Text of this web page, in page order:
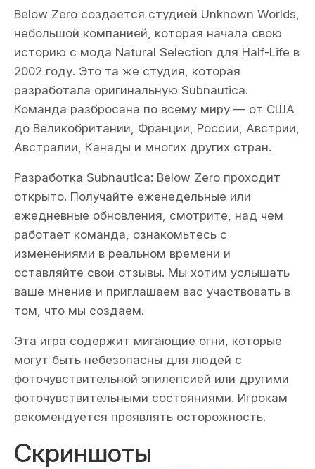
Below Zero создается студией Unknown Worlds,
небольшой компанией, которая начала свою
историю с мода Natural Selection для Half-Life в
2002 году. Это та же студия, которая
разработала оригинальную Subnautica.
Команда разбросана по всему миру — от США
до Великобритании, Франции, России, Австрии,
Австралии, Канады и многих других стран.
Разработка Subnautica: Below Zero проходит
открыто. Получайте еженедельные или
ежедневные обновления, смотрите, над чем
работает команда, ознакомьтесь с
изменениями в реальном времени и
оставляйте свои отзывы. Мы хотим услышать
ваше мнение и приглашаем вас участвовать в
том, что мы создаем.
Эта игра содержит мигающие огни, которые
могут быть небезопасны для людей с
фоточувствительной эпилепсией или другими
фоточувствительными состояниями. Игрокам
рекомендуется проявлять осторожность.
Скриншоты